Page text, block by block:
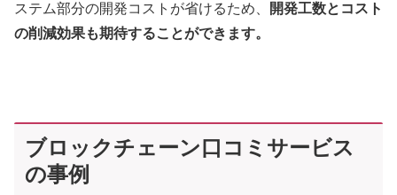
ステム部分の開発コストが省けるため、
開発工数とコスト
の削減効果も期待することができます。
ブロックチェーン口コミサービス
の事例